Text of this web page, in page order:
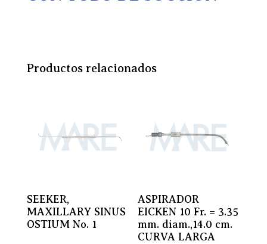
Productos relacionados
SEEKER,
MAXILLARY SINUS
OSTIUM No. 1
ASPIRADOR
EICKEN 10 Fr. = 3.35
mm. diam.,14.0 cm.
CURVA LARGA